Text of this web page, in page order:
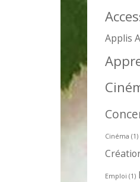
Applis
Cinéma (1)
Emploi (1)